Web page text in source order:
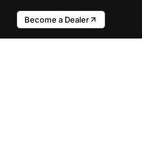
Become a Dealer